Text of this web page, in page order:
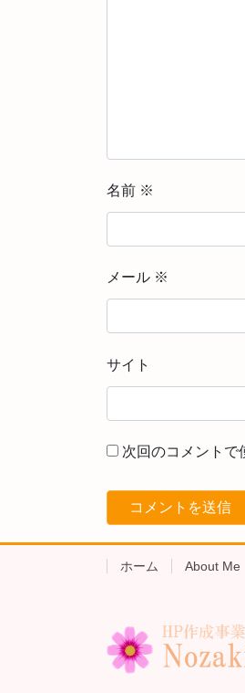
名前 ※
メール ※
サイト
次回のコメントで
ホーム About Me